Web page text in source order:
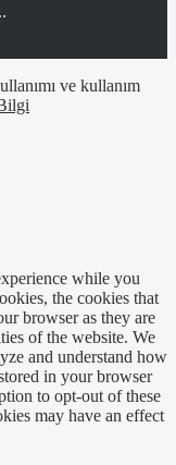
ve kullanım
while you
the cookies that
browser as they are
of the website. We
and understand how
in your browser
to opt-out of these
may have an effect